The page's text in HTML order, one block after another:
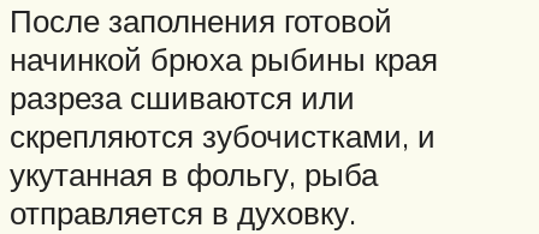
После заполнения готовой
начинкой брюха рыбины края
разреза сшиваются или
скрепляются зубочистками, и
укутанная в фольгу, рыба
отправляется в духовку.